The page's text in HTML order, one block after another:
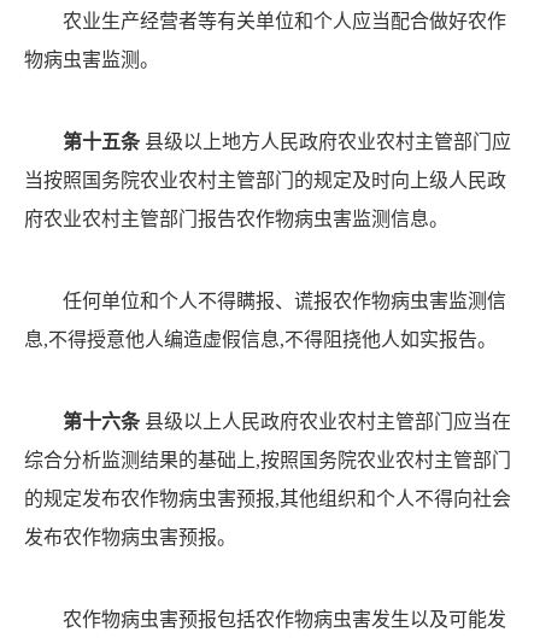
农业生产经营者等有关单位和个人应当配合做好农作
物病虫害监测。
第十五条 县级以上地方人民政府农业农村主管部门 应
当按照国务院农业农村主管部门的规定及时向上级人民政
府农业农村主管部门报告农作物病虫害监测信息。
任何单位和个人不得瞒报、谎报农作物病虫害监测信
息,不得授意他人编造虚假信息,不得阻挠他人如实报告。
第十六条 县级以上人民政府农业农村主管部门应当在
综合分析监测结果的基础上,按照国务院农业农村主管部门
的规定发布农作物病虫害预报,其他组织和个人不得向社会
发布农作物病虫害预报。
农作物病虫害预报包括农作物病虫害发生以及可能发